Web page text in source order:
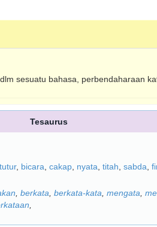
sesuatu bahasa, perbendaharaan
Tesaurus
tutur, bicara cakap nyata titah sabda
berkata berkata-kata mengata